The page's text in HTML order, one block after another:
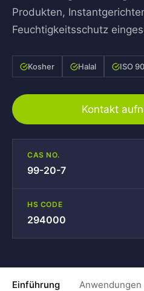
Produkten,
Feuchtigkeitsschutz
Kosher Halal ISO
Kontakt
CAS NO.
99-20-7
HS CODE
294000
Einführung Anwendungen